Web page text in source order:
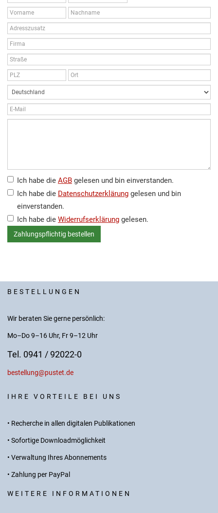
Ich habe die AGB gelesen und bin einverstanden.
Ich habe die Datenschutzerklärung gelesen und bin
einverstanden.
Ich habe die Widerrufserklärung gelesen.
BESTELLUNGEN
Wir beraten Sie gerne persönlich:
Mo–Do 9–16 Uhr, Fr 9–12 Uhr
Tel. 0941 / 92022-0
bestellung@pustet.de
IHRE VORTEILE BEI UNS
• Recherche in allen digitalen Publikationen
• Sofortige Downloadmöglichkeit
• Verwaltung Ihres Abonnements
• Zahlung per PayPal
WEITERE INFORMATIONEN